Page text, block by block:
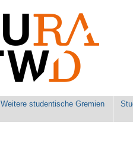
Weitere studentische Gremien